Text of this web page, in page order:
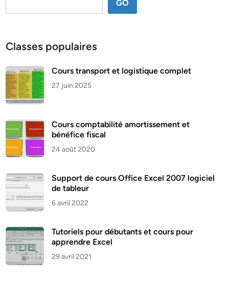
GO
Classes populaires
Cours transport et logistique complet
27 juin 2025
Cours comptabilité amortissement et
bénéfice fiscal
24 août 2020
Support de cours Office Excel 2007 logiciel
de tableur
6 avril 2022
Tutoriels pour débutants et cours pour
apprendre Excel
29 avril 2021